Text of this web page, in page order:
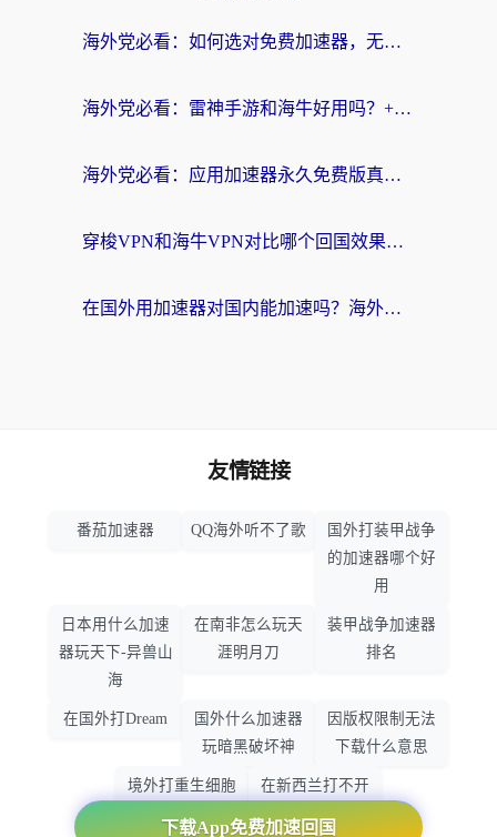
海外党必看：如何选对免费加速器，无缝访问国内资源不踩坑？
海外党必看：雷神手游和海牛好用吗？+3款热门加速器实测对比，附番茄加速器无缝回国指南
海外党必看：应用加速器永久免费版真的存在吗？教你选对回国加速器无缝刷国内资源
穿梭VPN和海牛VPN对比哪个回国效果更好？海外华人亲测3款热门加速器+避坑指南
在国外用加速器对国内能加速吗？海外党亲测有效的无缝访问指南
下载App免费加速回国
友情链接
番茄加速器 QQ海外听不了歌
国外打装甲战争
的加速器哪个好
用
日本用什么加速
器玩天下-异兽山
海
在南非怎么玩天
涯明月刀
装甲战争加速器
排名
在国外打Dream
国外什么加速器
玩暗黑破坏神
因版权限制无法
下载什么意思
境外打重生细胞
加速器哪个好
在新西兰打不开
大智慧怎么办